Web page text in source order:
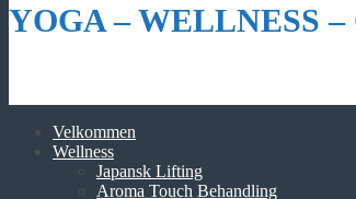
YOGA – WELLNESS
Velkommen
Wellness
Japansk Lifting
Aroma Touch Behandling